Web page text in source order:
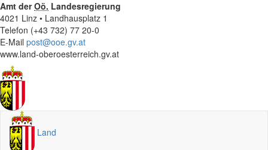
Amt derOö. Landesregierung
4021 Linz • Landhausplatz 1
Telefon (+43 732) 77 20-0
E-Mail post@ooe.gv.at
www.land-oberoesterreich.gv.at
Land